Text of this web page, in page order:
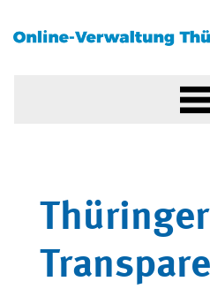
Thüringer